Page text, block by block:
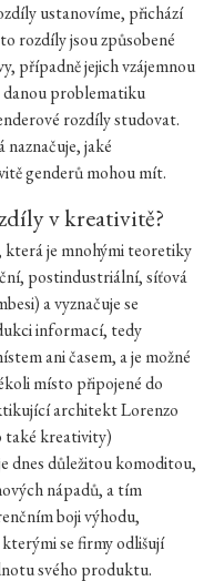
ustanovíme, přichází
rozdíly jsou způsobené
případně jejich vzájemnou
problematiku
rozdíly studovat.
jaké
genderů mohou mít.
v kreativitě?
která je mnohými teoretiky
postindustriální, síťová
a vyznačuje se
informací, tedy
ani časem, a je možné
místo připojené do
architekt Lorenzo
také kreativity)
dnes důležitou komoditou,
nápadů, a tím
boji výhodu,
se firmy odlišují
svého produktu.